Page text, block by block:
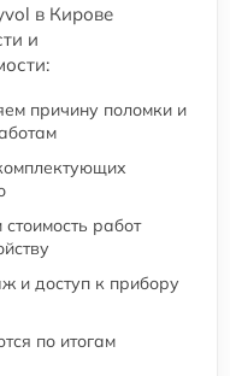
в Кирове
и
причину поломки и
работ
и доступ к прибору
по итогам